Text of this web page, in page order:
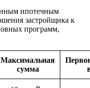
ипотечным
застройщика к
программ,
Максимальная
сумма